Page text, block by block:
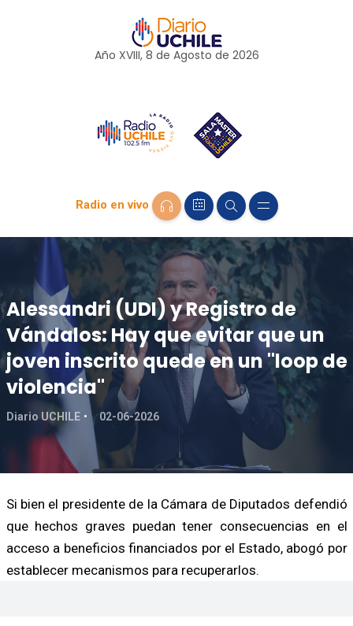
Año XVIII, 8 de Agosto de 2026
Radio en vivo
Alessandri (UDI) y Registro de
Vándalos: Hay que evitar que un
joven inscrito quede en un "loop de
violencia"
Diario UCHILE 02-06-2026
Si bien el presidente de la Cámara de Diputados defendió
que hechos graves puedan tener consecuencias en el
acceso a beneficios financiados por el Estado, abogó por
establecer mecanismos para recuperarlos.